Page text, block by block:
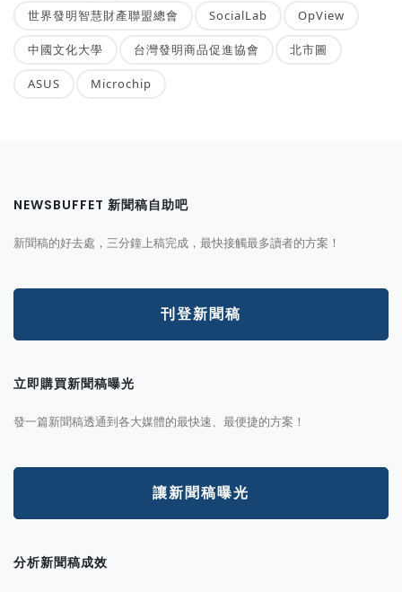
世界發明智慧財產聯盟總會 SocialLab OpView
中國文化大學 台灣發明商品促進協會 北市圖
ASUS Microchip
NEWSBUFFET 新聞稿自助吧
新聞稿的好去處，三分鐘上稿完成，最快接觸最多讀者的方案！
刊登新聞稿
立即購買新聞稿曝光
發一篇新聞稿透通到各大媒體的最快速、最便捷的方案！
讓新聞稿曝光
分析新聞稿成效